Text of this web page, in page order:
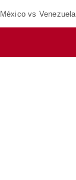
México vs Venezuela